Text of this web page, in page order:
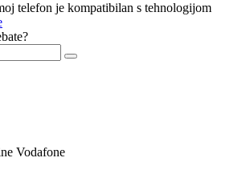
telefon je kompatibilan s tehnologijom
Vodafone